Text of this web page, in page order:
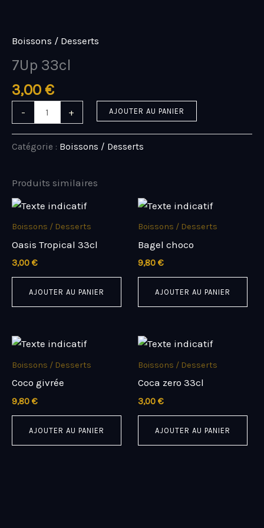
contenu
Boissons / Desserts
7Up 33cl
3,00 €
-
7Up
+ AJOUTER AU PANIER
Catégorie : Boissons / Desserts
Produits similaires
Boissons / Desserts
Oasis Tropical 33cl
3,00 €
AJOUTER AU PANIER
Boissons / Desserts
Bagel choco
9,80 €
AJOUTER AU PANIER
Boissons / Desserts
Coco givrée
9,80 €
AJOUTER AU PANIER
Boissons / Desserts
Coca zero 33cl
3,00 €
AJOUTER AU PANIER